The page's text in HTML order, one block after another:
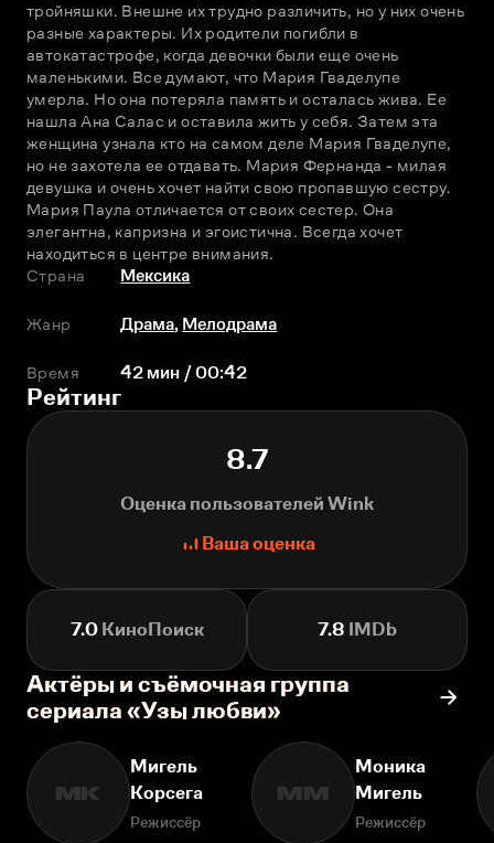
тройняшки. Внешне их трудно различить, но у них очень
разные характеры. Их родители погибли в
автокатастрофе, когда девочки были еще очень
маленькими. Все думают, что Мария Гваделупе
умерла. Но она потеряла память и осталась жива. Ее
нашла Ана Салас и оставила жить у себя. Затем эта
женщина узнала кто на самом деле Мария Гваделупе,
но не захотела ее отдавать. Мария Фернанда - милая
девушка и очень хочет найти свою пропавшую сестру.
Мария Паула отличается от своих сестер. Она
элегантна, капризна и эгоистична. Всегда хочет
находиться в центре внимания.
Страна
Мексика
Жанр Драма, Мелодрама
Время 42 мин / 00:42
Рейтинг
8.7
Оценка пользователей Wink
Ваша оценка
7.0КиноПоиск 7.8 IMDb
Актёры и съёмочная группа
сериала «Узы любви»
МК
Мигель
Корсега
Режиссёр
ММ
Моника
Мигель
Режиссёр